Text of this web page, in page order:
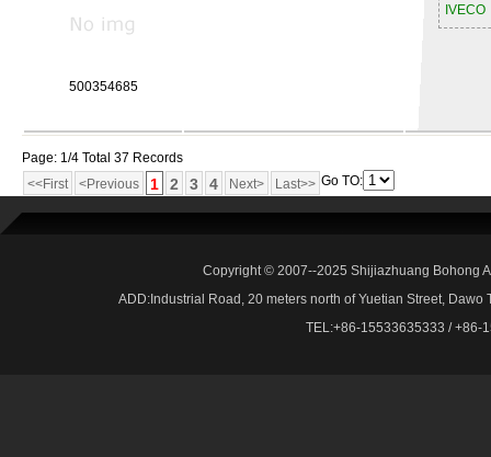
500354685
IVECO
Page: 1/4 Total 37 Records
<<First
<Previous 1 2 3 4 Next> Last>> Go TO:
Copyright © 2007--2025 Shijiazhuang Bohong
ADD:Industrial Road, 20 meters north of Yuetian Street,
TEL:+86-15533635333 / +86-